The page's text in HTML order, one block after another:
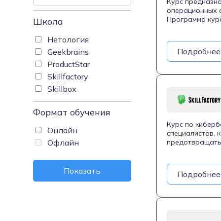
Школа
Нетология
Geekbrains
ProductStar
Skillfactory
Skillbox
Формат обучения
Онлайн
Офлайн
Показать
операционных
Программа
поиск и
практическое
включает
облачному
Подробнее
Курс по
специалистов,
защиты,
различные
упражнений,
теорию, но и
проводить
Подробнее